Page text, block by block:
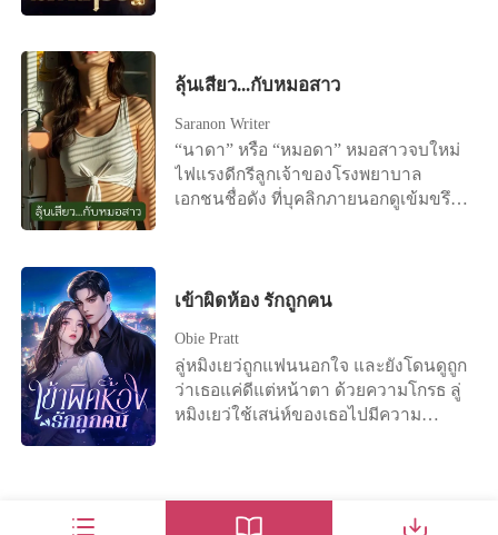
บ้านร้านตลาดที่เป็นพวกพ้องพ่อของคุณ
เกลียดคุณและคนในบ้านคุณได้สบาย
มาก ทีนี้คุณยังอยากจะไปจากผมอีกหรือ
เปล่า” --------- พิมพ์ภิษา วัฒนากรณ์
หญิงสาวผู้โหยหาความรักและอ้อมกอด
ร่วมสังคมเล็กๆ ที่คุ้นเคย แต่สุดท้าย เธอก็
พบว่า สิ่งที่ได้มาคือความว่างเปล่า “คุณ
ทำแบบนี้ทำไม คุณหลอกฉันทำไม แล้ว
คุณสัญญากับฉันทำไม ในเมื่อคุณไม่เคย
คิดจะรักษาสัญญาอยู่แล้ว” “รักเหรอ!
เมื่อฉันไม่เคยรู้สึกอย่างที่คุณว่าเลยสักนิด
เดียว ช่วยกรุณาฟังชัดๆ อีกครั้ง ว่าฉัน
แรกของเขา เซิงเกอรู้สึกผิดหวังอย่าง
แล้ว ฉันไม่ปกปิดอีกแล้ว จะบอกความ
จริงให้" ทันใดนั้น โลกออนไลน์ก็ระเบิด
ขึ้นทันที มีข่าวลือว่าสาวรวยพันล้านคน
หนึ่งหย่าร้างแล้ว ดังนั้น ซีอีโอนับไม่ถ้วน
แถลงข่าวในวันถัดไป โดยขอร้องอย่าง
ลุ้นเสียว...กับหมอสาว
Saranon Writer
“นาดา” หรือ “หมอดา” หมอสาวจบใหม่
ไฟแรงดีกรีลูกเจ้าของโรงพยาบาล
เอกชนชื่อดัง ที่บุคลิกภายนอกดูเข้มขรึม
ของเธอได้ใน “ลุ้นเสียว...กับหมอสาว”
เข้าผิดห้อง รักถูกคน
Obie Pratt
ลู่หมิงเยว่ถูกแฟนนอกใจ และยังโดนดูถูก
ว่าเธอแค่ดีแต่หน้าตา ด้วยความโกรธ ลู่
หมิงเยว่ใช้เสน่ห์ของเธอไปมีความ
เข้าใจผิดว่าคนในคืนนั้นคือเพลย์บอย